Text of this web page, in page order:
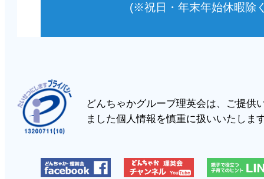
(※祝日・年末年始休暇除
どんちゃかグループ理英会は、ご提供
ました個人情報を慎重に扱いいたしま